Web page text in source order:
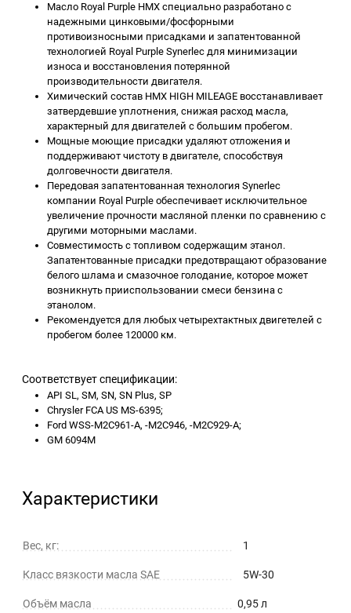
Масло Royal Purple HMX специально разработано с
надежными цинковыми/фосфорными
противоизносными присадками и запатентованной
технологией Royal Purple Synerlec для минимизации
износа и восстановления потерянной
производительности двигателя.
Химический состав HMX HIGH MILEAGE восстанавливает
затвердевшие уплотнения, снижая расход масла,
характерный для двигателей с большим пробегом.
Мощные моющие присадки удаляют отложения и
поддерживают чистоту в двигателе, способствуя
долговечности двигателя.
Передовая запатентованная технология Synerlec
компании Royal Purple обеспечивает исключительное
увеличение прочности масляной пленки по сравнению с
другими моторными маслами.
Совместимость с топливом содержащим этанол.
Запатентованные присадки предотвращают образование
белого шлама и смазочное голодание, которое может
возникнуть прииспользовании смеси бензина с
этанолом.
Рекомендуется для любых четырехтактных двигетелей с
пробегом более 120000 км.
Соответствует спецификации:
API SL, SM, SN, SN Plus, SP
Chrysler FCA US MS-6395;
Ford WSS-M2C961-A, -M2C946, -M2C929-A;
GM 6094M
Характеристики
Вес, кг: 1
Класс вязкости масла SAE 5W-30
Объём масла 0,95 л